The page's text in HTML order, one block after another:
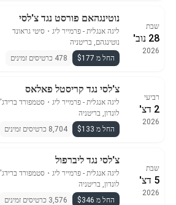
שבת
28 נוב'
2026
נוטינגהאם פורסט נגד צ'לסי
ליגה אנגלית - פרמייר ליג ・ סיטי גראונד
נוטינגהם, בריטניה
החל מ $177
478 כרטיסים זמינים
רביעי
2 דצ'
2026
צ'לסי נגד קריסטל פאלאס
ליגה אנגלית - פרמייר ליג ・ סטמפורד ברידג'
לונדון, בריטניה
החל מ $133
8,704 כרטיסים זמינים
שבת
5 דצ'
2026
צ'לסי נגד ליברפול
ליגה אנגלית - פרמייר ליג ・ סטמפורד ברידג'
לונדון, בריטניה
החל מ $346
3,576 כרטיסים זמינים